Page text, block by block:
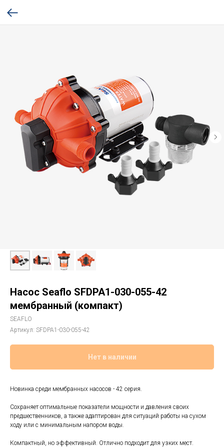
Насос Seaflo SFDPA1-030-055-42
мембранный (компакт)
SEAFLO
Артикул: SFDPA1-030-055-42
Нет в наличии
Новинка среди мембранных насосов - 42 серия.
Сохраняет оптимальные показатели мощности и давления своих
предшественников, а также адаптирован для ситуаций работы на сухом
ходу или с минимальным напором воды.
Компактный, но эффективный. Отлично подходит для узких мест.